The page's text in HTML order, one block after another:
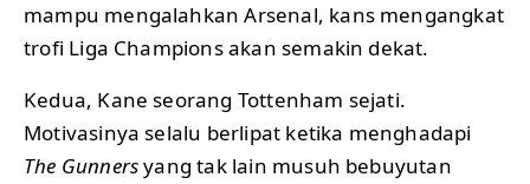
mampu mengalahkan Arsenal, kans mengangkat
trofi Liga Champions akan semakin dekat.
Kedua, Kane seorang Tottenham sejati.
Motivasinya selalu berlipat ketika menghadapi
The Gunnersyang tak lain musuh bebuyutan